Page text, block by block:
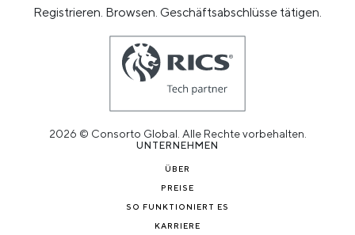
Registrieren. Browsen. Geschäftsabschlüsse tätigen.
2026 © Consorto Global. Alle Rechte vorbehalten.
UNTERNEHMEN
ÜBER
PREISE
SO FUNKTIONIERT ES
KARRIERE